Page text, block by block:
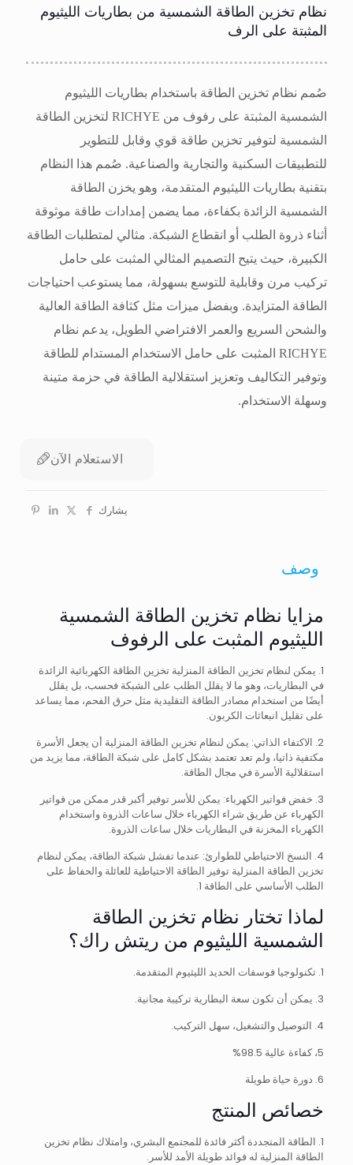
نظام تخزين الطاقة الشمسية من بطاريات الليثيوم
المثبتة على الرف
صُمم نظام تخزين الطاقة باستخدام بطاريات الليثيوم
الشمسية المثبتة على رفوف من RICHYE لتخزين الطاقة
الشمسية لتوفير تخزين طاقة قوي وقابل للتطوير
للتطبيقات السكنية والتجارية والصناعية. صُمم هذا النظام
بتقنية بطاريات الليثيوم المتقدمة، وهو يخزن الطاقة
الشمسية الزائدة بكفاءة، مما يضمن إمدادات طاقة موثوقة
أثناء ذروة الطلب أو انقطاع الشبكة. مثالي لمتطلبات الطاقة
الكبيرة، حيث يتيح التصميم المثالي المثبت على حامل
تركيب مرن وقابلية للتوسع بسهولة، مما يستوعب احتياجات
الطاقة المتزايدة. وبفضل ميزات مثل كثافة الطاقة العالية
والشحن السريع والعمر الافتراضي الطويل، يدعم نظام
RICHYE المثبت على حامل الاستخدام المستدام للطاقة
وتوفير التكاليف وتعزيز استقلالية الطاقة في حزمة متينة
وسهلة الاستخدام.
الاستعلام الآن
يشارك
وصف
مزايا نظام تخزين الطاقة الشمسية
الليثيوم المثبت على الرفوف
1. يمكن لنظام تخزين الطاقة المنزلية تخزين الطاقة الكهربائية الزائدة
في البطاريات، وهو ما لا يقلل الطلب على الشبكة فحسب، بل يقلل
أيضًا من استخدام مصادر الطاقة التقليدية مثل حرق الفحم، مما يساعد
على تقليل انبعاثات الكربون.
2. الاكتفاء الذاتي: يمكن لنظام تخزين الطاقة المنزلية أن يجعل الأسرة
مكتفية ذاتيا، ولم تعد تعتمد بشكل كامل على شبكة الطاقة، مما يزيد من
استقلالية الأسرة في مجال الطاقة.
3. خفض فواتير الكهرباء: يمكن للأسر توفير أكبر قدر ممكن من فواتير
الكهرباء عن طريق شراء الكهرباء خلال ساعات الذروة واستخدام
الكهرباء المخزنة في البطاريات خلال ساعات الذروة.
4. النسخ الاحتياطي للطوارئ: عندما تفشل شبكة الطاقة، يمكن لنظام
تخزين الطاقة المنزلية توفير الطاقة الاحتياطية للعائلة والحفاظ على
الطلب الأساسي على الطاقة 1.
لماذا تختار نظام تخزين الطاقة
الشمسية الليثيوم من ريتش راك؟
1. تكنولوجيا فوسفات الحديد الليثيوم المتقدمة.
3. يمكن أن تكون سعة البطارية تركيبة مجانية.
4. التوصيل والتشغيل، سهل التركيب.
5، كفاءة عالية 98.5%
6. دورة حياة طويلة
خصائص المنتج
1. الطاقة المتجددة أكثر فائدة للمجتمع البشري، وامتلاك نظام تخزين
الطاقة المنزلية له فوائد طويلة الأمد للأسر.